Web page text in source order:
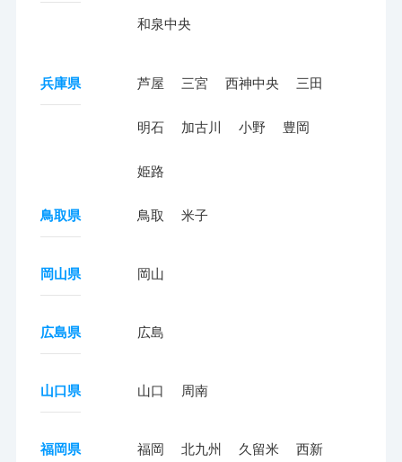
和泉中央
兵庫県 芦屋 三宮 西神中央 三田
明石 加古川 小野 豊岡
姫路
鳥取県 鳥取 米子
岡山県 岡山
広島県 広島
山口県 山口 周南
福岡県 福岡 北九州 久留米 西新